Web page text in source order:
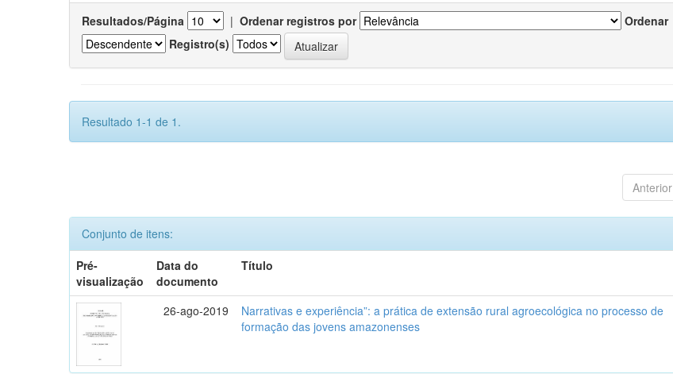
Resultados/Página | Ordenar registros por
Ordenar
Registro(s)
Resultado 1-1 de 1.
Anterior
Conjunto de itens:
Pré-
visualização
Data do
documento
Título
26-ago-2019
Narrativas e experiência”: a prática de extensão rural agroecológica no processo de
formação das jovens amazonenses